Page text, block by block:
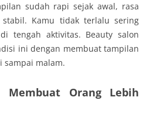
sudah rapi sejak awal, rasa
Kamu tidak terlalu sering
tengah aktivitas. Beauty salon
ini dengan membuat tampilan
sampai malam.
Membuat Orang Lebih